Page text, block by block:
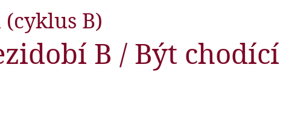
B)
B / Být chodící